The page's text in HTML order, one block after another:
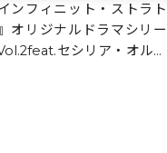
インフィニット・ストラト
オリジナルドラマシリー
セシリア・オルコ